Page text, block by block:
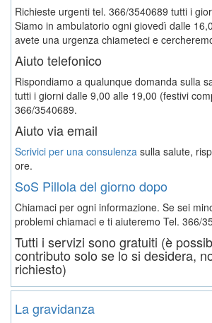
Richieste urgenti tel. 366/3540689 tutti i
Siamo in ambulatorio ogni giovedì dalle
avete una urgenza chiameteci e
Aiuto telefonico
Rispondiamo a qualunque domanda sulla
tutti i giorni dalle 9,00 alle 19,00 (festivi
366/3540689.
Aiuto via email
Scrivici per una consulenza sulla salute,
ore.
SoS Pillola del giorno dopo
Chiamaci per ogni informazione. Se sei
problemi chiamaci e ti aiuteremo Tel. 366/
Tutti i servizi sono gratuiti (è
contributo solo se lo si desidera,
richiesto)
La gravidanza